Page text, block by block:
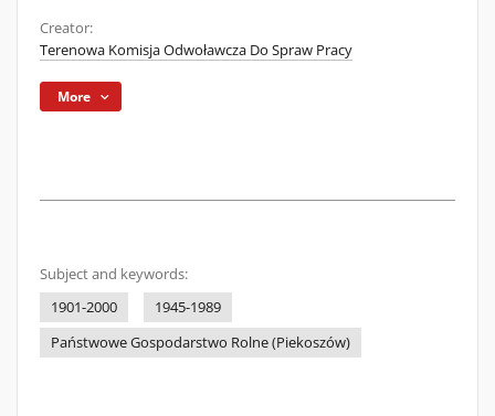
Creator:
Terenowa Komisja Odwoławcza Do Spraw Pracy
More
Subject and keywords:
1901-2000
1945-1989
Państwowe Gospodarstwo Rolne (Piekoszów)